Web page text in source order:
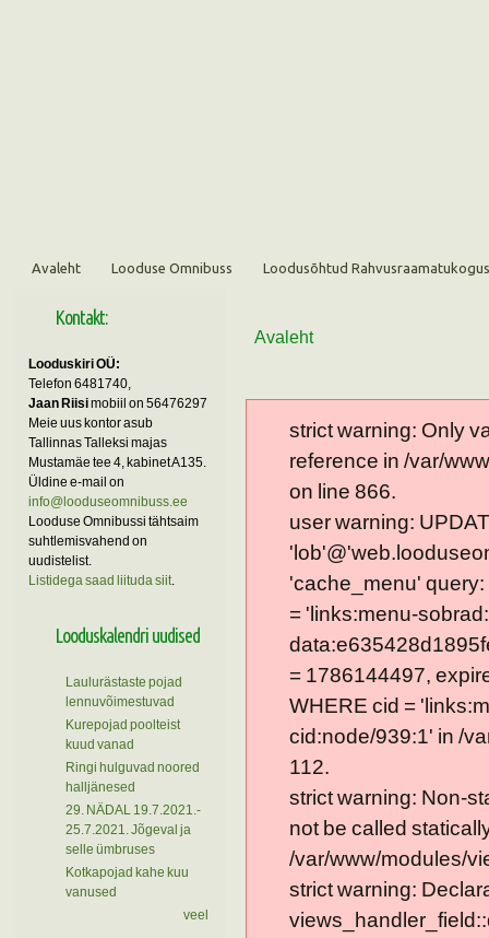
Avaleht Looduse Omnibuss Loodusõhtud Rahvusraamatukogus
Kontakt:
Looduskiri OÜ:
Telefon 6481740,
Jaan Riisimobiil on 56476297
Meie uus kontor asub
Tallinnas Talleksi majas
Mustamäe tee 4, kabinet A135.
Üldine e-mail on
info@looduseomnibuss.ee
Looduse Omnibussi tähtsaim
suhtlemisvahend on
uudistelist.
Listidega saad liituda siit.
Looduskalendri uudised
Laulurästaste pojad
lennuvõimestuvad
Kurepojad poolteist
kuud vanad
Ringi hulguvad noored
halljänesed
29. NÄDAL 19.7.2021.-
25.7.2021. Jõgeval ja
selle ümbruses
Kotkapojad kahe kuu
vanused
veel
Avaleht
strict warning: Only
reference in /var/
on line 866.
user warning:
'cache_menu'
= 'links:menu-
= 1786144497,
WHERE cid =
cid:node/939:1' in /
112.
strict warning: Non-
not be called
/var/www/modules/
strict warning: